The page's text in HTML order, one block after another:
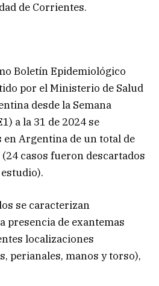
de Corrientes.
Boletín Epidemiológico
por el Ministerio de Salud
desde la Semana
a la 31 de 2024 se
Argentina de un total de
casos fueron descartados
se caracterizan
presencia de exantemas
localizaciones
perianales, manos y torso),